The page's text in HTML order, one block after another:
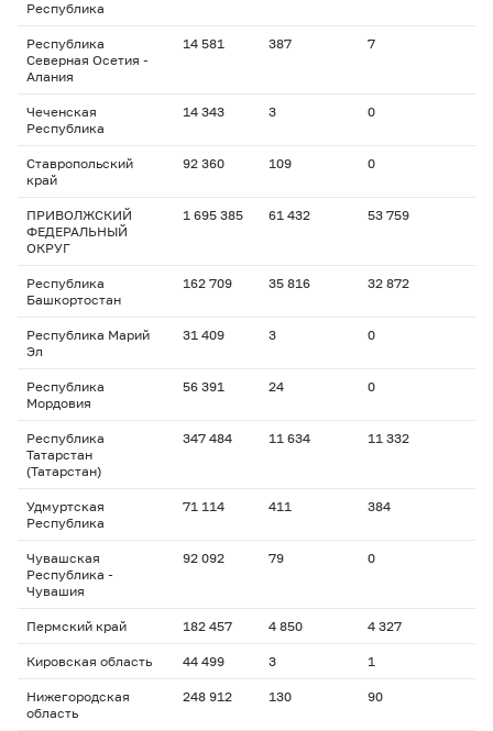
Республика
Республика
Северная Осетия -
Алания
14 581 387 7
Чеченская
Республика
14 343 3 0
Ставропольский
край
92 360 109 0
ПРИВОЛЖСКИЙ
ФЕДЕРАЛЬНЫЙ
ОКРУГ
1 695 385 61 432 53 759
Республика
Башкортостан
162 709 35 816 32 872
Республика Марий
Эл
31 409 3 0
Республика
Мордовия
56 391 24 0
Республика
Татарстан
(Татарстан)
347 484 11 634 11 332
Удмуртская
Республика
71 114 411 384
Чувашская
Республика -
Чувашия
92 092 79 0
Пермский край 182 457 4 850 4 327
Кировская область 44 499 3 1
Нижегородская
область
248 912 130 90